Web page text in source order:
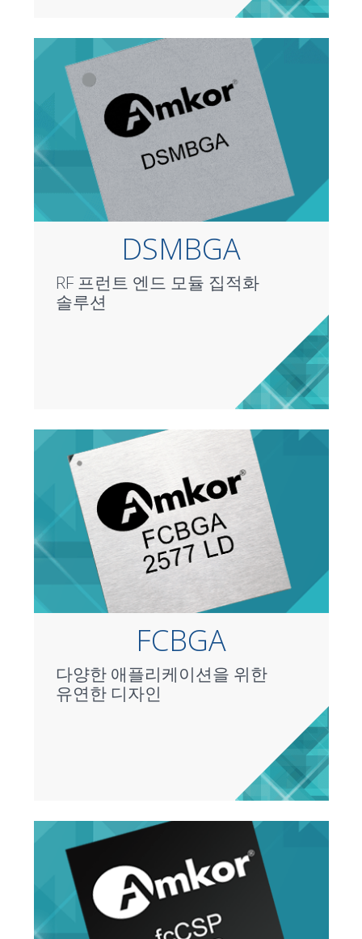
DSMBGA
RF 프런트 엔드 모듈 집적화
솔루션
FCBGA
다양한 애플리케이션을 위한
유연한 디자인